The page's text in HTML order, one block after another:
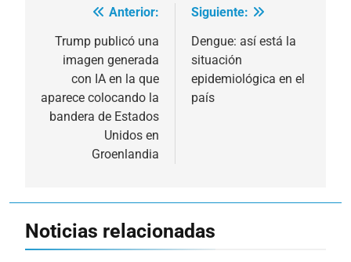
Navegación
de
entradas
Anterior:
Trump publicó una
imagen generada
con IA en la que
aparece colocando la
bandera de Estados
Unidos en
Groenlandia
Siguiente:
Dengue: así está la
situación
epidemiológica en el
país
Noticias relacionadas